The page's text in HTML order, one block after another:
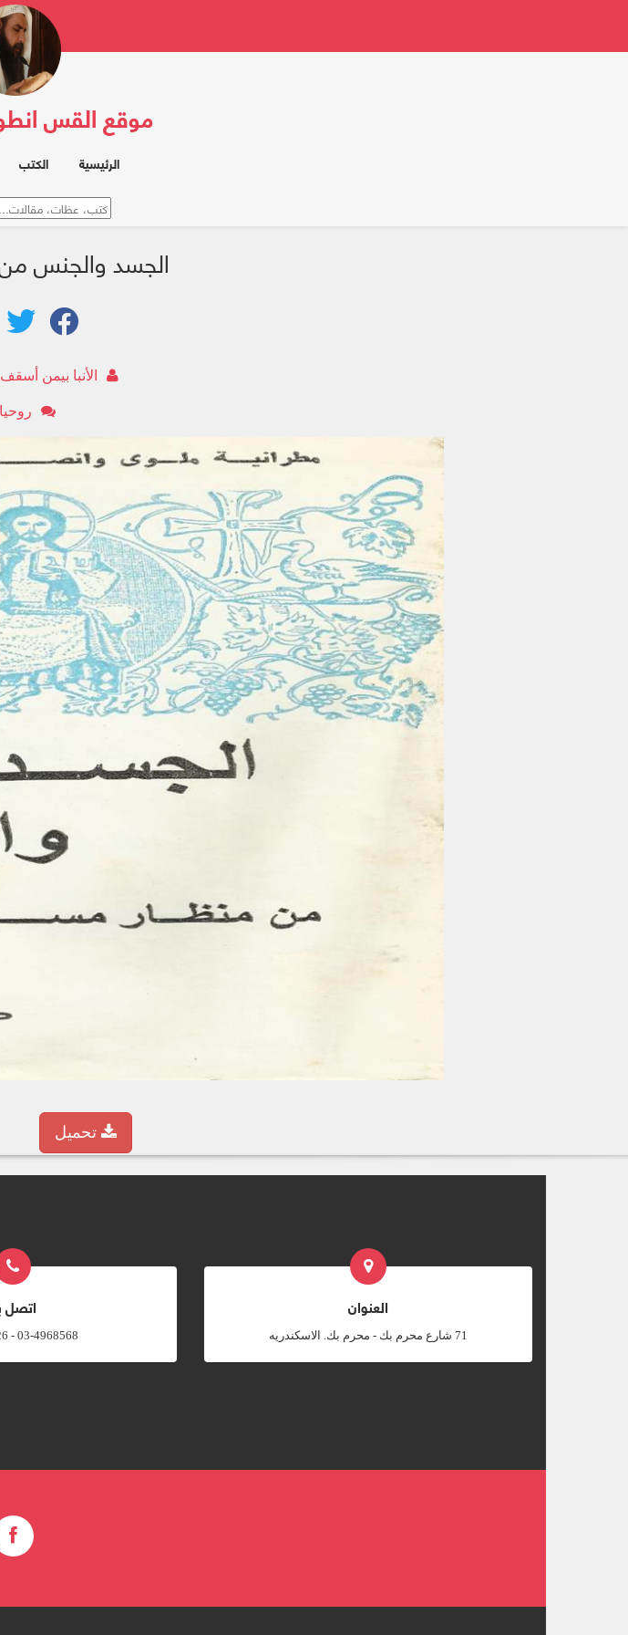
موقع القس
الرئيسية الكتب
الجسد والجنس
الأنبا بيمن
تحميل
العنوان
‎71 شارع محرم بك - محرم بك. الاسكندريه
اتصل
03-4968568 - 03-3931226